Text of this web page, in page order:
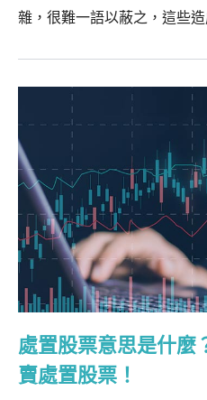
雜，很難一語以蔽之，這些
處置股票意思是什麼
賣處置股票！